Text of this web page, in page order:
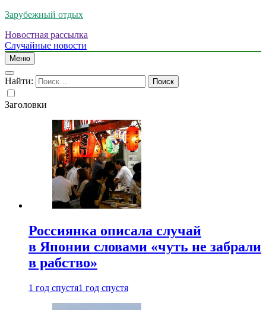
Зарубежный отдых
Новостная рассылка
Случайные новости
Меню
Найти:
Заголовки
Россиянка описала случай
в Японии словами «чуть не забрали
в рабство»
1 год спустя1 год спустя